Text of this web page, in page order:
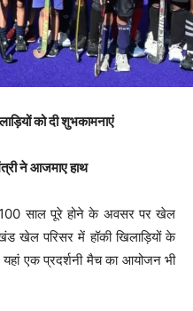
को दी शुभकामनाएं
ने आजमाए हाथ
100 साल पूरे होने के अवसर पर खेल
खेल परिसर में हॉकी खिलाड़ियों के
एक प्रदर्शनी मैच का आयोजन भी